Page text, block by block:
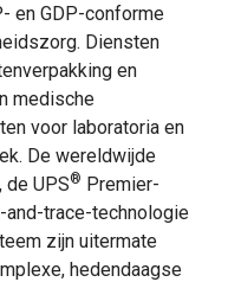
en GDP-conforme
Diensten
en
medische
voor laboratoria en
De wereldwijde
de UPS® Premier-
trace-technologie
zijn uitermate
hedendaagse